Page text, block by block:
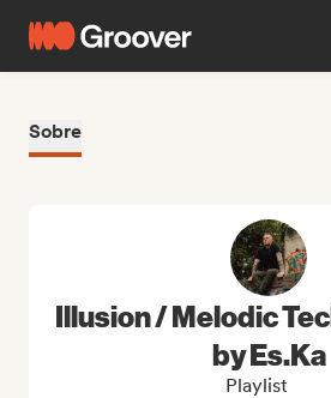
Sobre
Illusion / Melodic
by Es.Ka
Playlist